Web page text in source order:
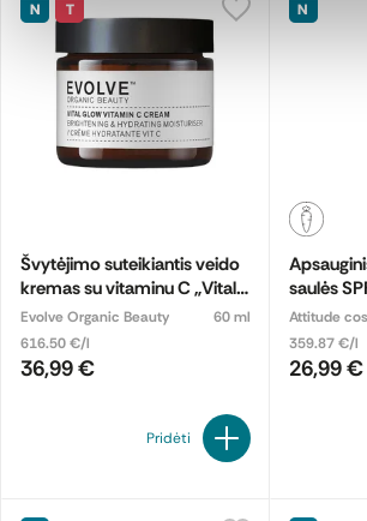
N T
Švytėjimo suteikiantis veido
kremas su vitaminu C „Vital
Glow", ekologiškas
Evolve Organic Beauty
60 ml
616.50 €/l
36,99 €
Pridėti
N
saulės
Coco“
Attitude
359.87 €/l
26,99 €